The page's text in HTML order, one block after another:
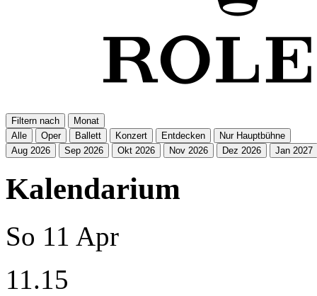
Filtern nach
Monat
Alle
Oper Ballett Konzert Entdecken
Nur Hauptbühne
Aug 2026
Sep 2026 Okt 2026 Nov 2026 Dez 2026 Jan 2027
Kalendarium
So 11 Apr
11.15